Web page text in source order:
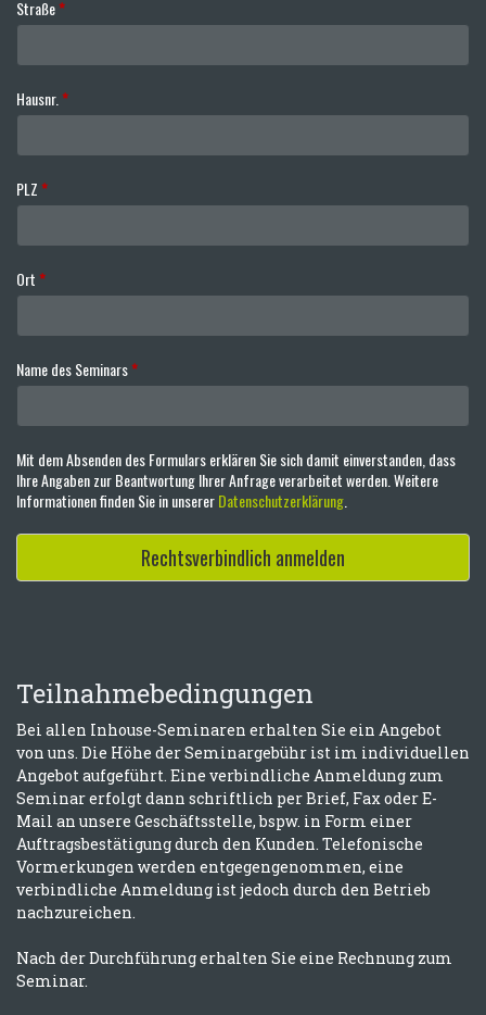
Straße*
Hausnr.*
PLZ*
Ort*
Name des Seminars*
Mit dem Absenden des Formulars erklären Sie sich damit einverstanden, dass
Ihre Angaben zur Beantwortung Ihrer Anfrage verarbeitet werden. Weitere
Informationen finden Sie in unsererDatenschutzerklärung.
Rechtsverbindlich anmelden
Teilnahmebedingungen
Bei allen Inhouse-Seminaren erhalten Sie ein Angebot
von uns. Die Höhe der Seminargebühr ist im individuellen
Angebot aufgeführt. Eine verbindliche Anmeldung zum
Seminar erfolgt dann schriftlich per Brief, Fax oder E-
Mail an unsere Geschäftsstelle, bspw. in Form einer
Auftragsbestätigung durch den Kunden. Telefonische
Vormerkungen werden entgegengenommen, eine
verbindliche Anmeldung ist jedoch durch den Betrieb
nachzureichen.
Nach der Durchführung erhalten Sie eine Rechnung zum
Seminar.